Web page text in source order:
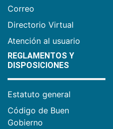
Correo
Directorio Virtual
Atención al usuario
REGLAMENTOS Y
DISPOSICIONES
Estatuto general
Código de Buen
Gobierno